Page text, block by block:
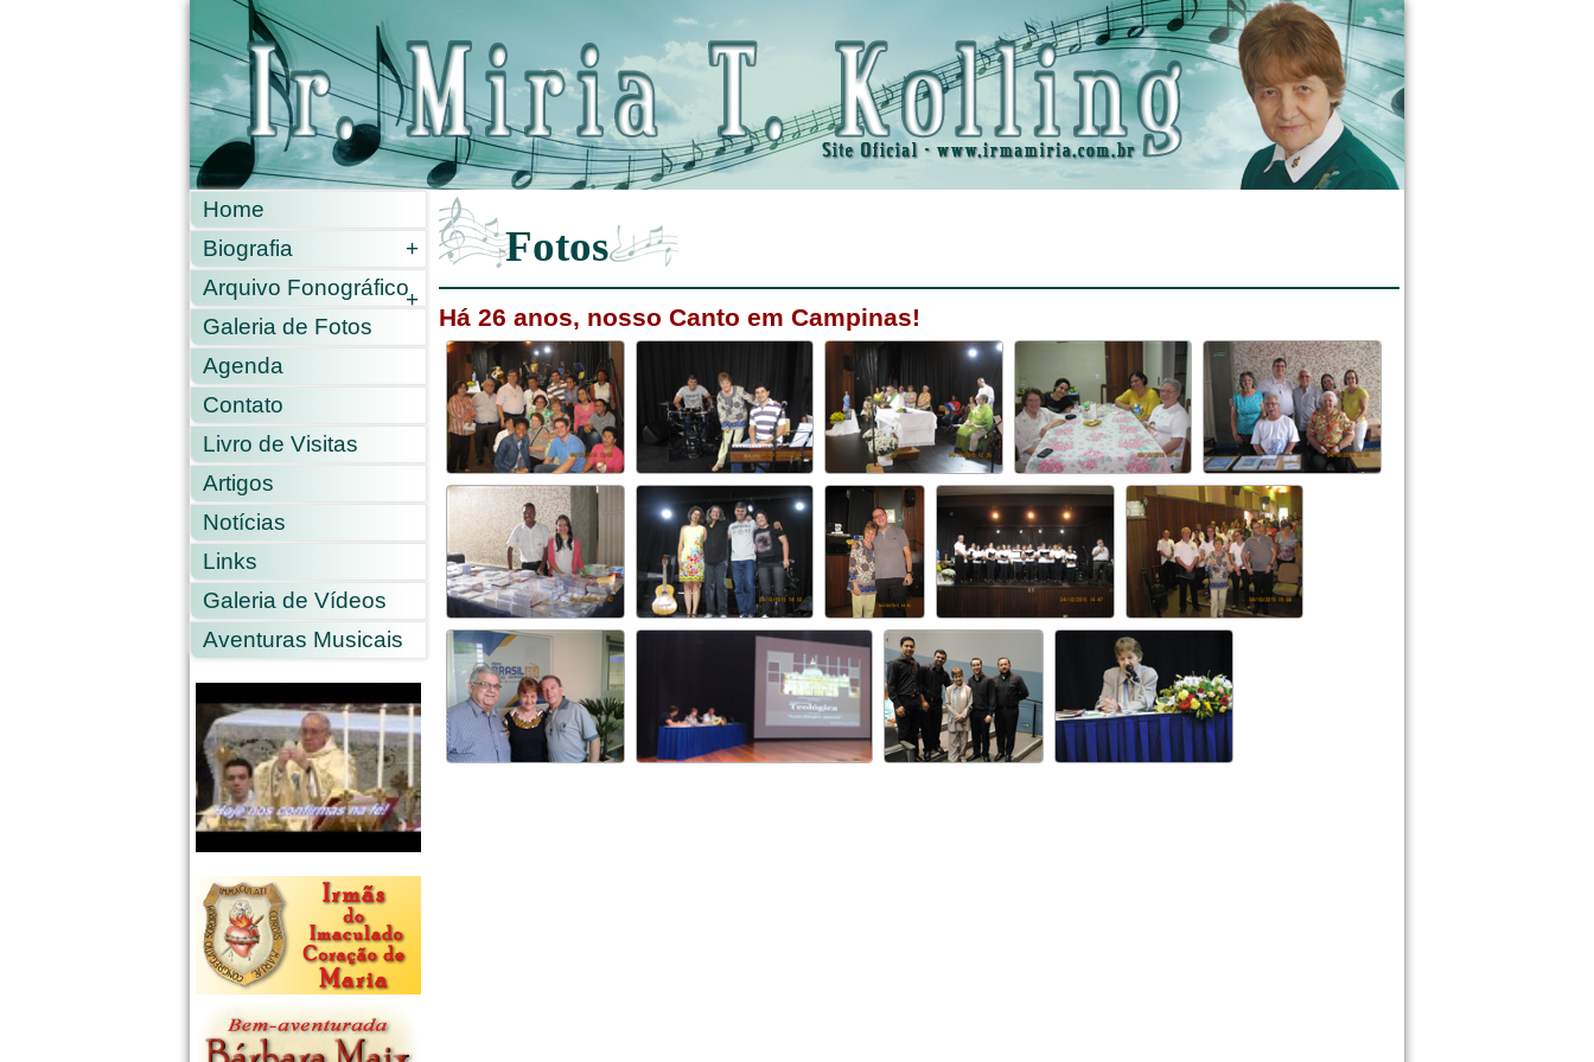
Home
Biografia
+
Arquivo Fonográfico+
Galeria de Fotos
Agenda
Contato
Livro de Visitas
Artigos
Notícias
Links
Galeria de Vídeos
Aventuras Musicais
Fotos
Há 26 anos, nosso Canto em Campinas!